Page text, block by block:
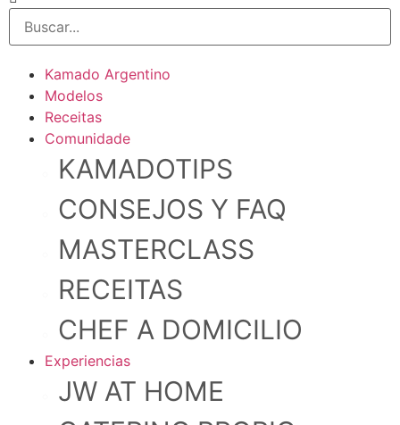
Kamado Argentino
Modelos
Receitas
Comunidade
KAMADOTIPS
CONSEJOS Y FAQ
MASTERCLASS
RECEITAS
CHEF A DOMICILIO
Experiencias
JW AT HOME